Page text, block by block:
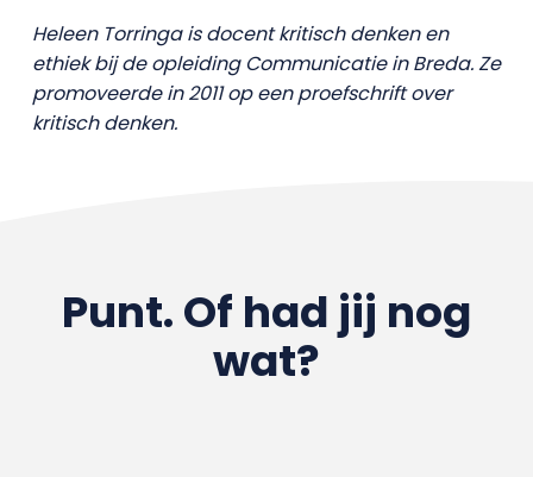
Heleen Torringa is docent kritisch denken en
ethiek bij de opleiding Communicatie in Breda. Ze
promoveerde in 2011 op een proefschrift over
kritisch denken.
Punt. Of had jij nog
wat?